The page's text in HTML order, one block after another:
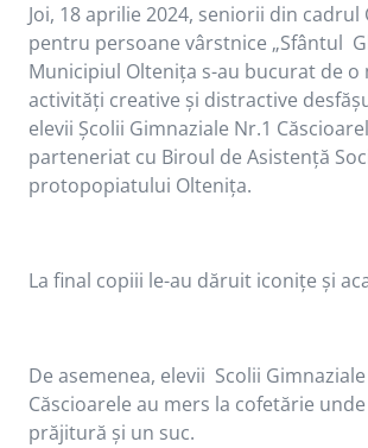
Joi, 18 aprilie 2024, seniorii din cadrul
pentru persoane vârstnice „Sfântul
Municipiul Oltenița s-au bucurat de o
activități creative și distractive
elevii Școlii Gimnaziale Nr.1
parteneriat cu Biroul de Asistență
protopopiatului Oltenița.
La final copiii le-au dăruit iconițe și
De asemenea, elevii Scolii
Căscioarele au mers la cofetărie
prăjitură și un suc.